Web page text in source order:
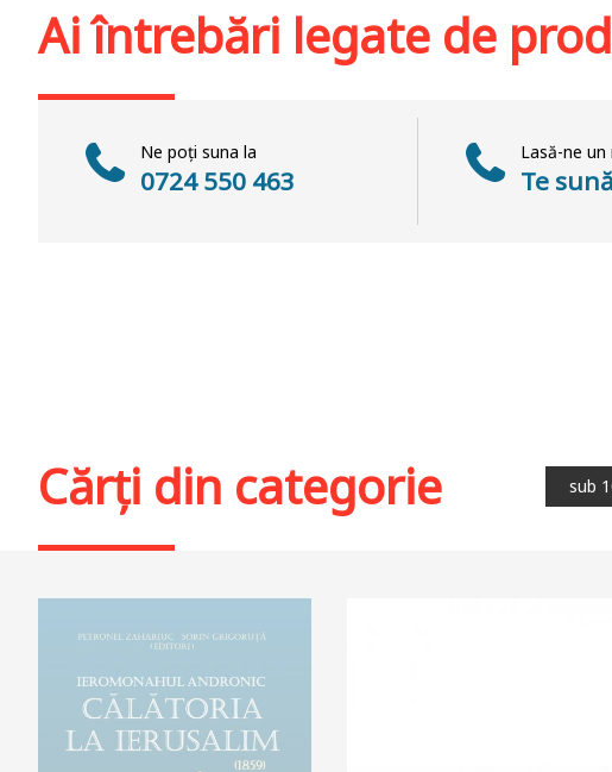
Ai întrebări legate de
Ne poți suna la
0724 550 463
Lasă-ne
Te
Cărți din categorie sub